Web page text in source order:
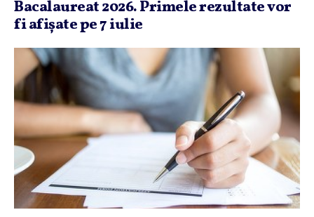
Bacalaureat 2026. Primele rezultate vor
fi afişate pe 7 iulie